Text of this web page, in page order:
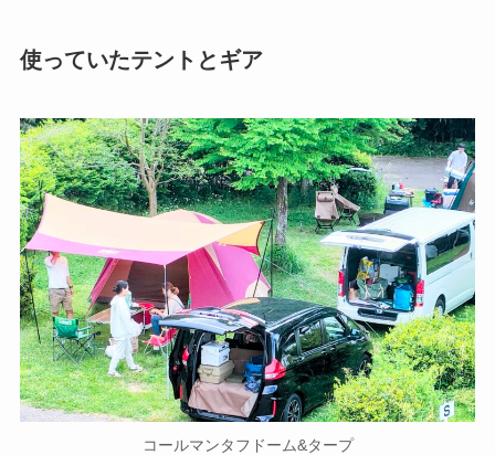
使っていたテントとギア
コールマンタフドーム&タープ